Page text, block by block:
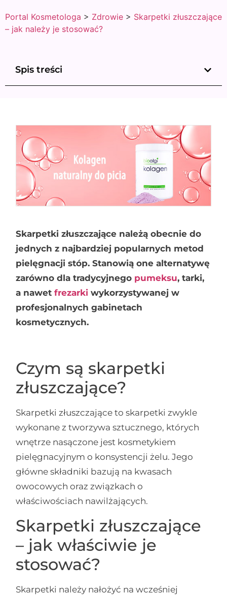
Portal Kosmetologa > Zdrowie > Skarpetki złuszczające
– jak należy je stosować?
Spis treści
Skarpetki złuszczające należą obecnie do
jednych z najbardziej popularnych metod
pielęgnacji stóp. Stanowią one alternatywę
zarówno dla tradycyjnego pumeksu, tarki,
a nawetfrezarki wykorzystywanej w
profesjonalnych gabinetach
kosmetycznych.
Czym są skarpetki
złuszczające?
Skarpetki złuszczające to skarpetki zwykle
wykonane z tworzywa sztucznego, których
wnętrze nasączone jest kosmetykiem
pielęgnacyjnym o konsystencji żelu. Jego
główne składniki bazują na kwasach
owocowych oraz związkach o
właściwościach nawilżających.
Skarpetki złuszczające
– jak właściwie je
stosować?
Skarpetki należy nałożyć na wcześniej